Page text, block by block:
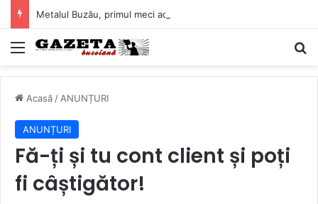
Mediu
Acasă / ANUNȚURI
ANUNȚURI
Fă-ți și tu cont client și poți
fi câștigător!